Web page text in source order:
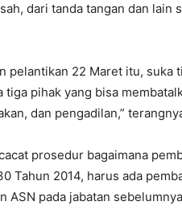
dari tanda tangan dan lain
pelantikan 22 Maret itu, suka
tiga pihak yang bisa
dan pengadilan,”
prosedur bagaimana
Tahun 2014, harus ada
ASN pada jabatan